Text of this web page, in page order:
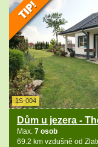
1S-004
Dům u jezera -
Max. 7 osob
69.2 km vzdušně od